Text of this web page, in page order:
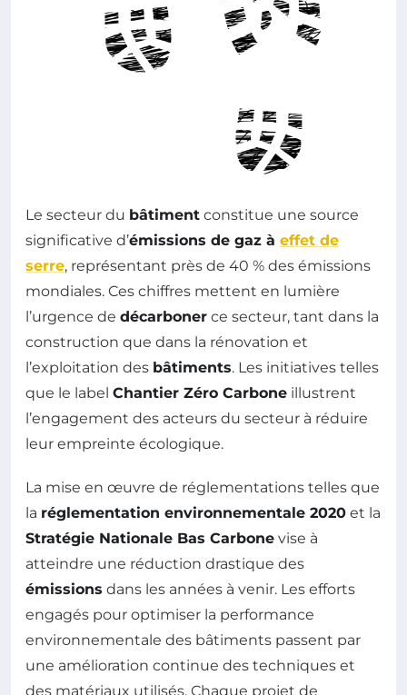
Le secteur du bâtiment constitue une source
significative d’émissions de gaz à effet de
serre, représentant près de 40 % des émissions
mondiales. Ces chiffres mettent en lumière
l’urgence de décarboner ce secteur, tant dans la
construction que dans la rénovation et
l’exploitation des bâtiments. Les initiatives telles
que le label Chantier Zéro Carbone illustrent
l’engagement des acteurs du secteur à réduire
leur empreinte écologique.
La mise en œuvre de réglementations telles que
la réglementation environnementale 2020 et la
Stratégie Nationale Bas Carbone vise à
atteindre une réduction drastique des
émissions dans les années à venir. Les efforts
engagés pour optimiser la performance
environnementale des bâtiments passent par
une amélioration continue des techniques et
des matériaux utilisés. Chaque projet de